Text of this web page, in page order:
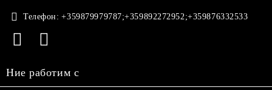
Телефон: +359879979787;+359892272952;+359876332533
Ние работим с